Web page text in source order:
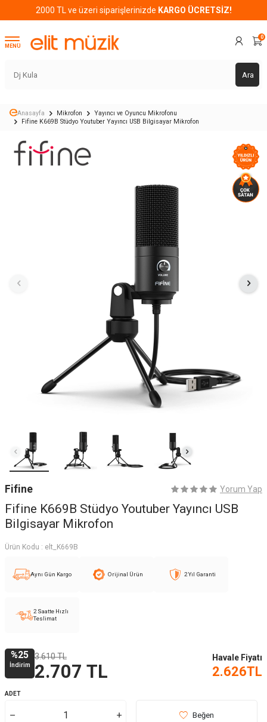
2000 TL ve üzeri siparişlerinizde KARGO ÜCRETSİZ!
MENÜ
Ara
0
Anasayfa Mikrofon
Yayıncı ve Oyuncu Mikrofonu
Fifine K669B Stüdyo Youtuber Yayıncı USB Bilgisayar Mikrofon
Fifine Yorum Yap
Fifine K669B Stüdyo Youtuber Yayıncı USB
Bilgisayar Mikrofon
Ürün Kodu : elt_K669B
Aynı Gün Kargo Orijinal Ürün 2 Yıl Garanti
2 Saatte Hızlı
Teslimat
%25
İndirim
3.610TL
2.707 TL
Havale Fiyatı
2.626TL
ADET
Beğen